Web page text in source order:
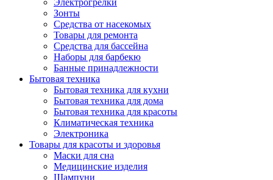
Электрогрелки
Зонты
Средства от насекомых
Товары для ремонта
Средства для бассейна
Наборы для барбекю
Банные принадлежности
Бытовая техника
Бытовая техника для кухни
Бытовая техника для дома
Бытовая техника для красоты
Климатическая техника
Электроника
Товары для красоты и здоровья
Маски для сна
Медицинские изделия
Шампуни